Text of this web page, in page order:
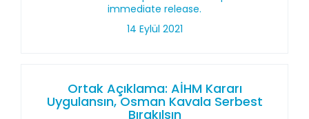
immediate release.
14 Eylül 2021
Ortak Açıklama: AİHM Kararı
Uygulansın, Osman Kavala Serbest
Bırakılsın